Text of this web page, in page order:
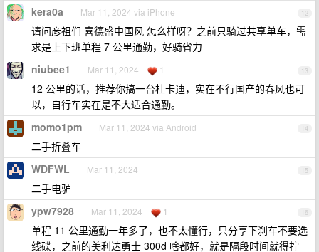
12
kera0a Mar 11, 2024 via iPhone
请问彦祖们 喜德盛中国风 怎么样呀？之前只骑过共享单车，需
求是上下班单程 7 公里通勤，好骑省力
13
niubee1 Mar 11, 2024 1
12 公里的话，推荐你搞一台杜卡迪，实在不行国产的春风也可
以，自行车实在是不大适合通勤。
14
momo1pm Mar 11, 2024 via Android
二手折叠车
15
WDFWL Mar 11, 2024
二手电驴
16
ypw7928 Mar 11, 2024 1
单程 11 公里通勤一年多了，也不太懂行，只分享下刹车不要选
线碟，之前的美利达勇士 300d 啥都好，就是隔段时间就得拧